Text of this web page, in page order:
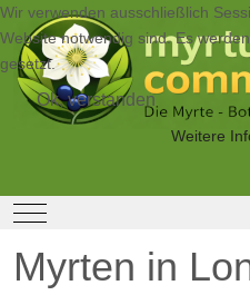
Mobile Menu Toggle
Myrten in
Wir verwenden ausschließlich
Website notwendig sind. Es
gesetzt.
Ok, verstanden
Weitere